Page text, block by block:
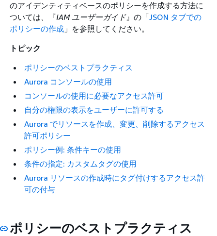
のアイデンティティベースのポリシーを作成する方法に
ついては、『IAM ユーザーガイド』の「JSON タブでの
ポリシーの作成 」を参照してください。
トピック
ポリシーのベストプラクティス
Aurora コンソールの使用
コンソールの使用に必要なアクセス許可
自分の権限の表示をユーザーに許可する
Aurora でリソースを作成、変更、削除するアクセス
許可ポリシー
ポリシー例: 条件キーの使用
条件の指定: カスタムタグの使用
Aurora リソースの作成時にタグ付けするアクセス許
可の付与
ポリシーのベストプラクティス